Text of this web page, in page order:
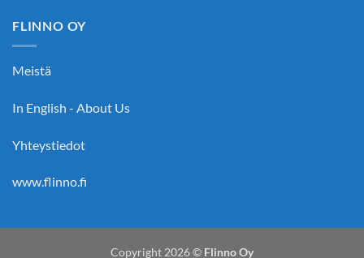
FLINNO OY
Meistä
In English - About Us
Yhteystiedot
www.flinno.fi
Copyright 2026 © Flinno Oy